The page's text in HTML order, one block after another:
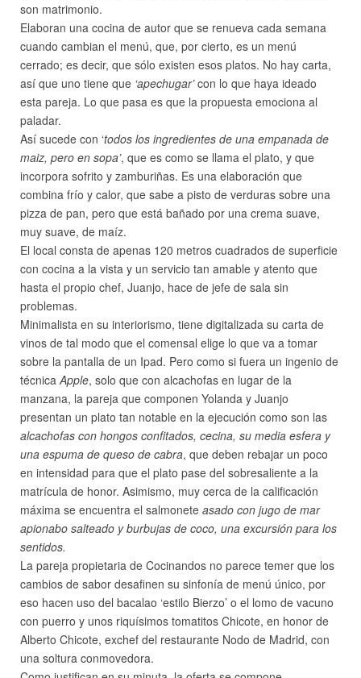
son matrimonio.
Elaboran una cocina de autor que se renueva cada semana
cuando cambian el menú, que, por cierto, es un menú
cerrado; es decir, que sólo existen esos platos. No hay carta,
así que uno tiene que ‘apechugar’con lo que haya ideado
esta pareja. Lo que pasa es que la propuesta emociona al
paladar.
Así sucede con ‘todos los ingredientes de una empanada de
maiz, pero en sopa’, que es como se llama el plato, y que
incorpora sofrito y zamburiñas. Es una elaboración que
combina frío y calor, que sabe a pisto de verduras sobre una
pizza de pan, pero que está bañado por una crema suave,
muy suave, de maíz.
El local consta de apenas 120 metros cuadrados de superficie
con cocina a la vista y un servicio tan amable y atento que
hasta el propio chef, Juanjo, hace de jefe de sala sin
problemas.
Minimalista en su interiorismo, tiene digitalizada su carta de
vinos de tal modo que el comensal elige lo que va a tomar
sobre la pantalla de un Ipad. Pero como si fuera un ingenio de
técnicaApple, solo que con alcachofas en lugar de la
manzana, la pareja que componen Yolanda y Juanjo
presentan un plato tan notable en la ejecución como son las
alcachofas con hongos confitados, cecina, su media esfera y
una espuma de queso de cabra, que deben rebajar un poco
en intensidad para que el plato pase del sobresaliente a la
matrícula de honor. Asimismo, muy cerca de la calificación
máxima se encuentra el salmonete asado con jugo de mar
apionabo salteado y burbujas de coco, una excursión para los
sentidos.
La pareja propietaria de Cocinandos no parece temer que los
cambios de sabor desafinen su sinfonía de menú único, por
eso hacen uso del bacalao ‘estilo Bierzo’ o el lomo de vacuno
con puerro y unos riquísimos tomatitos Chicote, en honor de
Alberto Chicote, exchef del restaurante Nodo de Madrid, con
una soltura conmovedora.